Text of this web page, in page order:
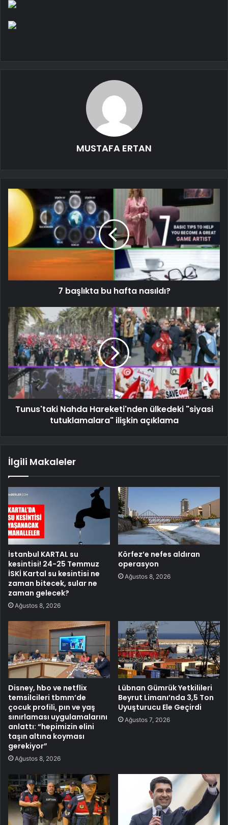
MUSTAFA ERTAN
7 başlıkta bu hafta nasıldı?
Tunus'taki Nahda Hareketi'nden ülkedeki "siyasi
tutuklamalara" ilişkin açıklama
İlgili Makaleler
İstanbul KARTAL su
kesintisi! 24-25 Temmuz
İSKİ Kartal su kesintisi ne
zaman bitecek, sular ne
zaman gelecek?
Ağustos 8, 2026
Körfez’e nefes aldıran
operasyon
Ağustos 8, 2026
Disney, hbo ve netflix
temsilcileri tbmm’de
çocuk profili, pın ve yaş
sınırlaması uygulamalarını
anlattı: “hepimizin elini
taşın altına koyması
gerekiyor”
Ağustos 8, 2026
Lübnan Gümrük Yetkilileri
Beyrut Limanı’nda 3,5 Ton
Uyuşturucu Ele Geçirdi
Ağustos 7, 2026